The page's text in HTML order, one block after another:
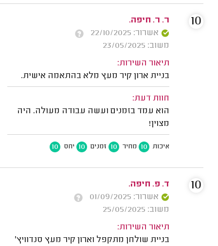
ר. ר. חיפה.
אשרור: 22/10/2025
משוב: 23/05/2025
תיאור השירות:
בניית ארון קיר מעץ מלא בהתאמה אישית.
חוות דעת:
הוא עמד בזמנים ועשה עבודה מעולה. היה
מצוין!
איכות 10 מחיר 10 זמנים 10 יחס 10
10
ד. פ. חיפה.
אשרור: 01/09/2025
משוב: 25/05/2025
תיאור השירות:
בניית שולחן מתקפל וארון קיר מעץ סנדוויץ'
10